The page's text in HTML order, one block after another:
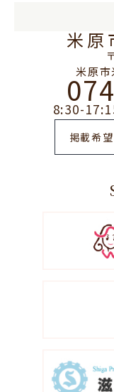
米原
米原
8:30-
掲載希